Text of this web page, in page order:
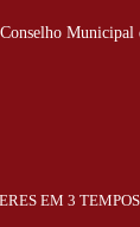
EM 3 TEMPOS